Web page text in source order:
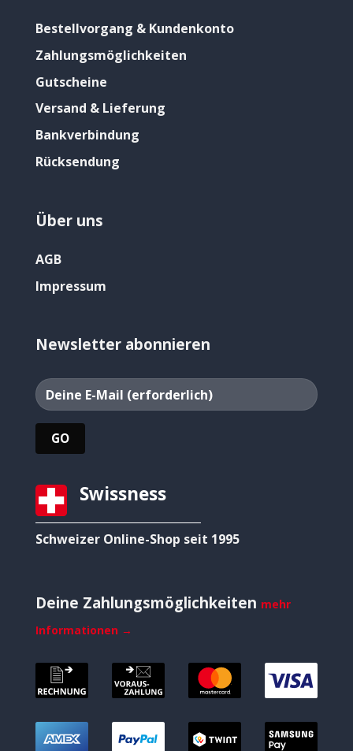
Bestellvorgang & Kundenkonto
Zahlungsmöglichkeiten
Gutscheine
Versand & Lieferung
Bankverbindung
Rücksendung
Über uns
AGB
Impressum
Newsletter abonnieren
Swissness
Schweizer Online-Shop seit 1995
Deine Zahlungsmöglichkeiten mehr
Informationen →